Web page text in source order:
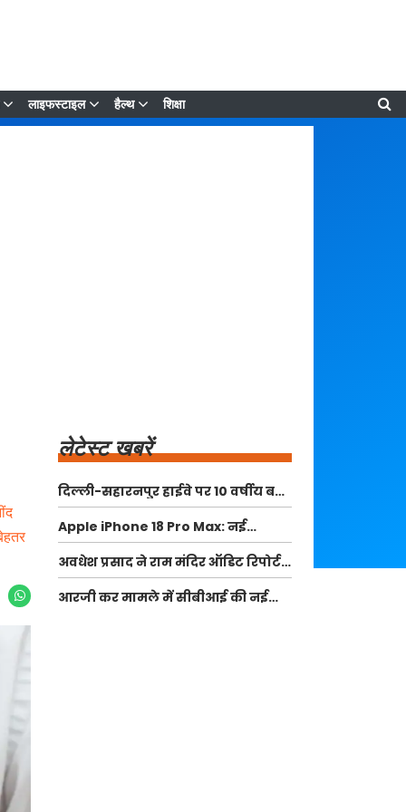
लाइफस्टाइल हैल्थ शिक्षा
लेटेस्ट खबरें
दिल्ली-सहारनपुर हाईवे पर 10 वर्षीय बच्चे
की दर्दनाक मौत
Apple iPhone 18 Pro Max: नई
तकनीक और फीचर्स के साथ लॉन्च की
तैयारी
अवधेश प्रसाद ने राम मंदिर ऑडिट रिपोर्ट
पर उठाए गंभीर सवाल
आरजी कर मामले में सीबीआई की नई